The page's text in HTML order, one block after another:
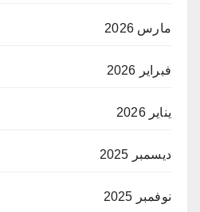
مارس 2026
فبراير 2026
يناير 2026
ديسمبر 2025
نوفمبر 2025